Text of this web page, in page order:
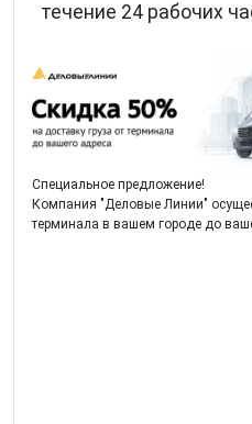
течение 24 рабочих
Специальное предложение!
Компания "Деловые Линии"
терминала в вашем городе до